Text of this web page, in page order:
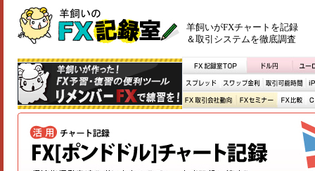
羊飼いがFXチャートを記録
＆取引システムを徹底調査